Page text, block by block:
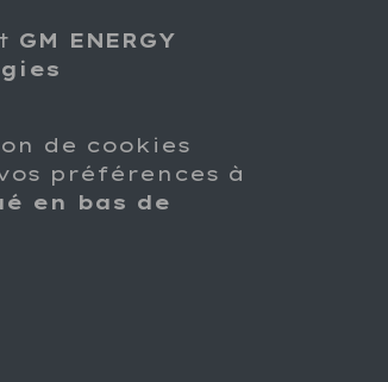
GM ENERGY
de cookies
préférences à
en bas de